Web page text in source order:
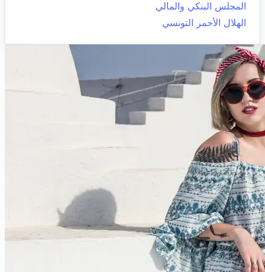
المجلس البنكي والمالي
الهلال الأحمر التونسي